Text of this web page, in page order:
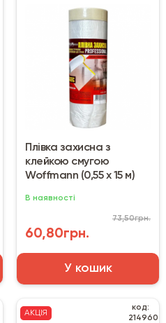
Плівка захисна з
клейкою смугою
Woffmann (0,55 х 15 м)
В наявності
60,80грн.
73,50грн.
У кошик
АКЦІЯ
код:
214960